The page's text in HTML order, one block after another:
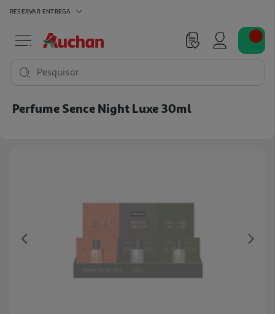
RESERVAR ENTREGA
Pesquisar
Perfume Sence Night Luxe 30ml
Previous